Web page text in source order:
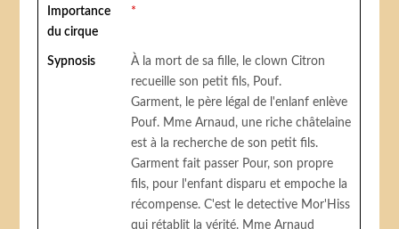
Importance
du cirque
*
Sypnosis
À la mort de sa fille, le clown Citron
recueille son petit fils, Pouf.
Garment, le père légal de l'enlanf enlève
Pouf. Mme Arnaud, une riche châtelaine
est à la recherche de son petit fils.
Garment fait passer Pour, son propre
fils, pour l'enfant disparu et empoche la
récompense. C'est le detective Mor'Hiss
qui rétablit la vérité. Mme Arnaud